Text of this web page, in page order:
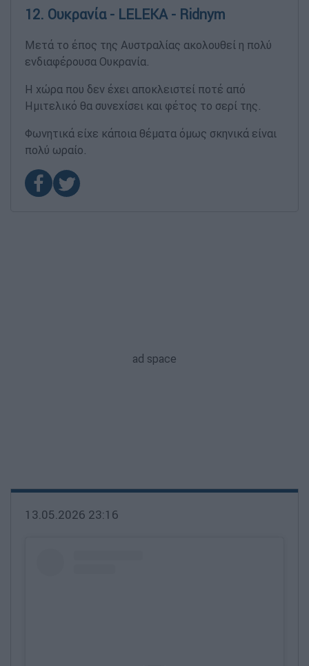
12. Ουκρανία - LELEKA - Ridnym
Μετά το έπος της Αυστραλίας ακολουθεί η πολύ
ενδιαφέρουσα Ουκρανία.
Η χώρα που δεν έχει αποκλειστεί ποτέ από
Ημιτελικό θα συνεχίσει και φέτος το σερί της.
Φωνητικά είχε κάποια θέματα όμως σκηνικά είναι
πολύ ωραίο.
13.05.2026 23:16